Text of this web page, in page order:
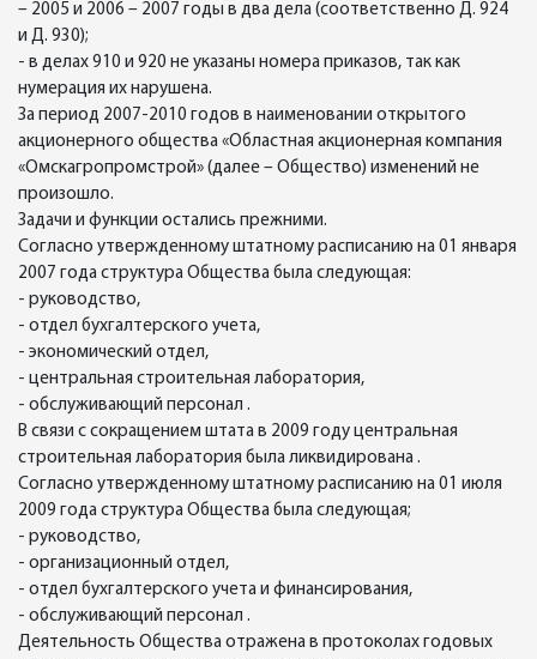
– 2005 и 2006 – 2007 годы в два дела (соответственно Д. 924
и Д. 930);
- в делах 910 и 920 не указаны номера приказов, так как
нумерация их нарушена.
За период 2007-2010 годов в наименовании открытого
акционерного общества «Областная акционерная компания
«Омскагропромстрой» (далее – Общество) изменений не
произошло.
Задачи и функции остались прежними.
Согласно утвержденному штатному расписанию на 01 января
2007 года структура Общества была следующая:
- руководство,
- отдел бухгалтерского учета,
- экономический отдел,
- центральная строительная лаборатория,
- обслуживающий персонал .
В связи с сокращением штата в 2009 году центральная
строительная лаборатория была ликвидирована .
Согласно утвержденному штатному расписанию на 01 июля
2009 года структура Общества была следующая;
- руководство,
- организационный отдел,
- отдел бухгалтерского учета и финансирования,
- обслуживающий персонал .
Деятельность Общества отражена в протоколах годовых